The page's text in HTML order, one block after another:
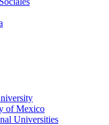
of Mexico
Universities